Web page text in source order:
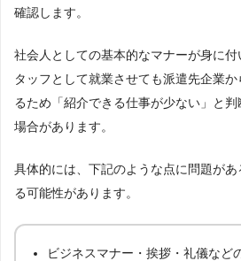
確認します。
社会人としての基本的なマナーが身に
タッフとして就業させても派遣先企業
るため「紹介できる仕事が少ない」と
場合があります。
具体的には、下記のような点に問題が
る可能性があります。
ビジネスマナー・挨拶・礼儀など